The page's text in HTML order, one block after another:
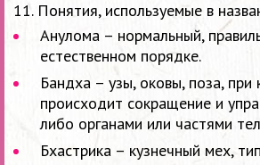
11. Понятия, используемые в
Анулома – нормальный,
естественном порядке.
Бандха – узы, оковы, поза, при
происходит сокращение и
либо органами или частями
Бхастрика – кузнечный мех,